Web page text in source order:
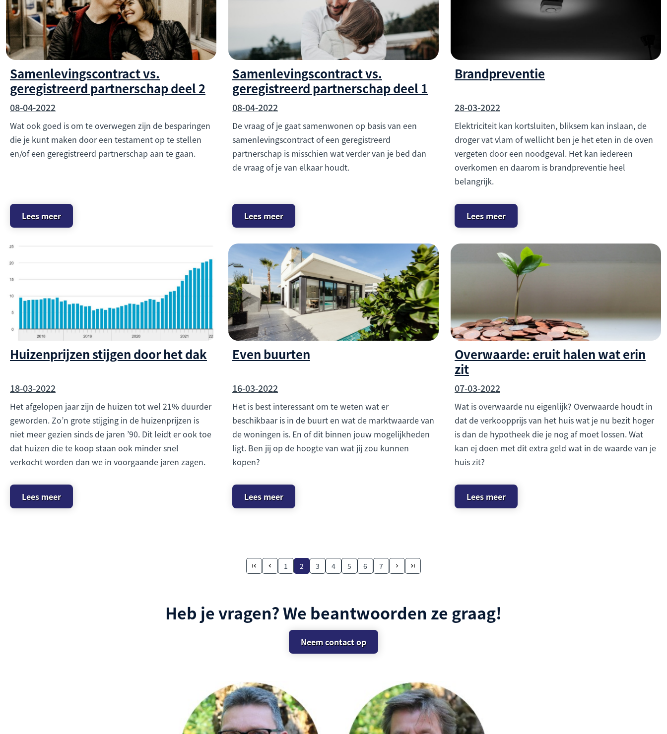
Samenlevingscontract vs.
geregistreerd partnerschap deel 2
08-04-2022
Wat ook goed is om te overwegen zijn de besparingen
die je kunt maken door een testament op te stellen
en/of een geregistreerd partnerschap aan te gaan.
Lees meer
Samenlevingscontract vs.
geregistreerd partnerschap deel 1
08-04-2022
De vraag of je gaat samenwonen op basis van een
samenlevingscontract of een geregistreerd
partnerschap is misschien wat verder van je bed dan
de vraag of je van elkaar houdt.
Lees meer
Brandpreventie
28-03-2022
Elektriciteit kan kortsluiten, bliksem kan inslaan, de
droger vat vlam of wellicht ben je het eten in de oven
vergeten door een noodgeval. Het kan iedereen
overkomen en daarom is brandpreventie heel
belangrijk.
Lees meer
Huizenprijzen stijgen door het dak
18-03-2022
Het afgelopen jaar zijn de huizen tot wel 21% duurder
geworden. Zo’n grote stijging in de huizenprijzen is
niet meer gezien sinds de jaren ’90. Dit leidt er ook toe
dat huizen die te koop staan ook minder snel
verkocht worden dan we in voorgaande jaren zagen.
Lees meer
Even buurten
16-03-2022
Het is best interessant om te weten wat er
beschikbaar is in de buurt en wat de marktwaarde van
de woningen is. En of dit binnen jouw mogelijkheden
ligt. Ben jij op de hoogte van wat jij zou kunnen
kopen?
Lees meer
Overwaarde: eruit halen wat erin
zit
07-03-2022
Wat is overwaarde nu eigenlijk? Overwaarde houdt in
dat de verkoopprijs van het huis wat je nu bezit hoger
is dan de hypotheek die je nog af moet lossen. Wat
kan ej doen met dit extra geld wat in de waarde van je
huis zit?
Lees meer
1 2 3 4 5 6 7
Heb je vragen? We beantwoorden ze graag!
Neem contact op